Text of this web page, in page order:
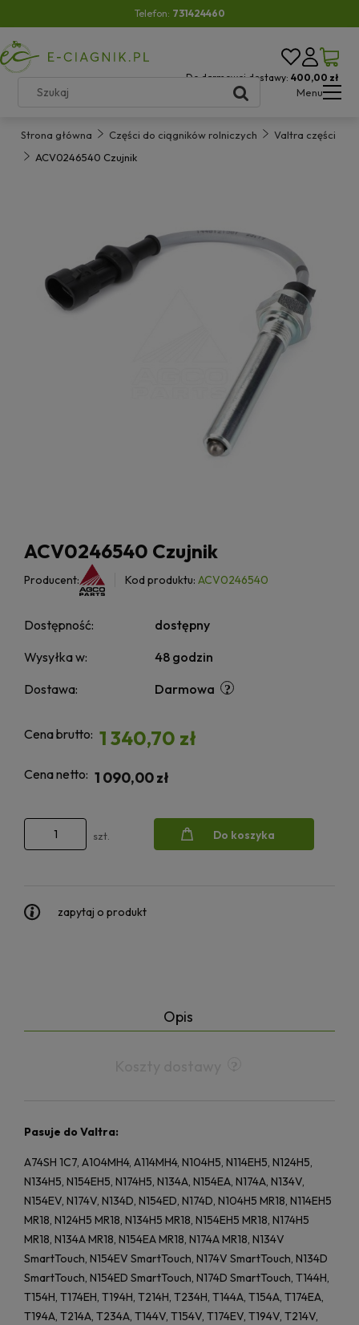
Telefon: 731424460
Do darmowej dostawy: 400,00 zł
Menu
Strona główna Części do ciągników rolniczych
Valtra części
ACV0246540 Czujnik
ACV0246540 Czujnik
Producent: Kod produktu: ACV0246540
Dostępność:
dostępny
Wysyłka w:
48 godzin
Dostawa:
Darmowa
Cena brutto: 1 340,70 zł
Cena netto: 1 090,00 zł
szt. Do koszyka
zapytaj o produkt
Opis
Pasuje do Valtra:
A74SH 1C7, A104MH4, A114MH4, N104H5, N114EH5, N124H5,
N134H5, N154EH5, N174H5, N134A, N154EA, N174A, N134V,
N154EV, N174V, N134D, N154ED, N174D, N104H5 MR18, N114EH5
MR18, N124H5 MR18, N134H5 MR18, N154EH5 MR18, N174H5
MR18, N134A MR18, N154EA MR18, N174A MR18, N134V
SmartTouch, N154EV SmartTouch, N174V SmartTouch, N134D
SmartTouch, N154ED SmartTouch, N174D SmartTouch, T144H,
T154H, T174EH, T194H, T214H, T234H, T144A, T154A, T174EA,
T194A, T214A, T234A, T144V, T154V, T174EV, T194V, T214V,